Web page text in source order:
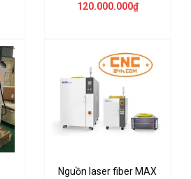
120.000.000₫
Nguồn laser fiber MAX